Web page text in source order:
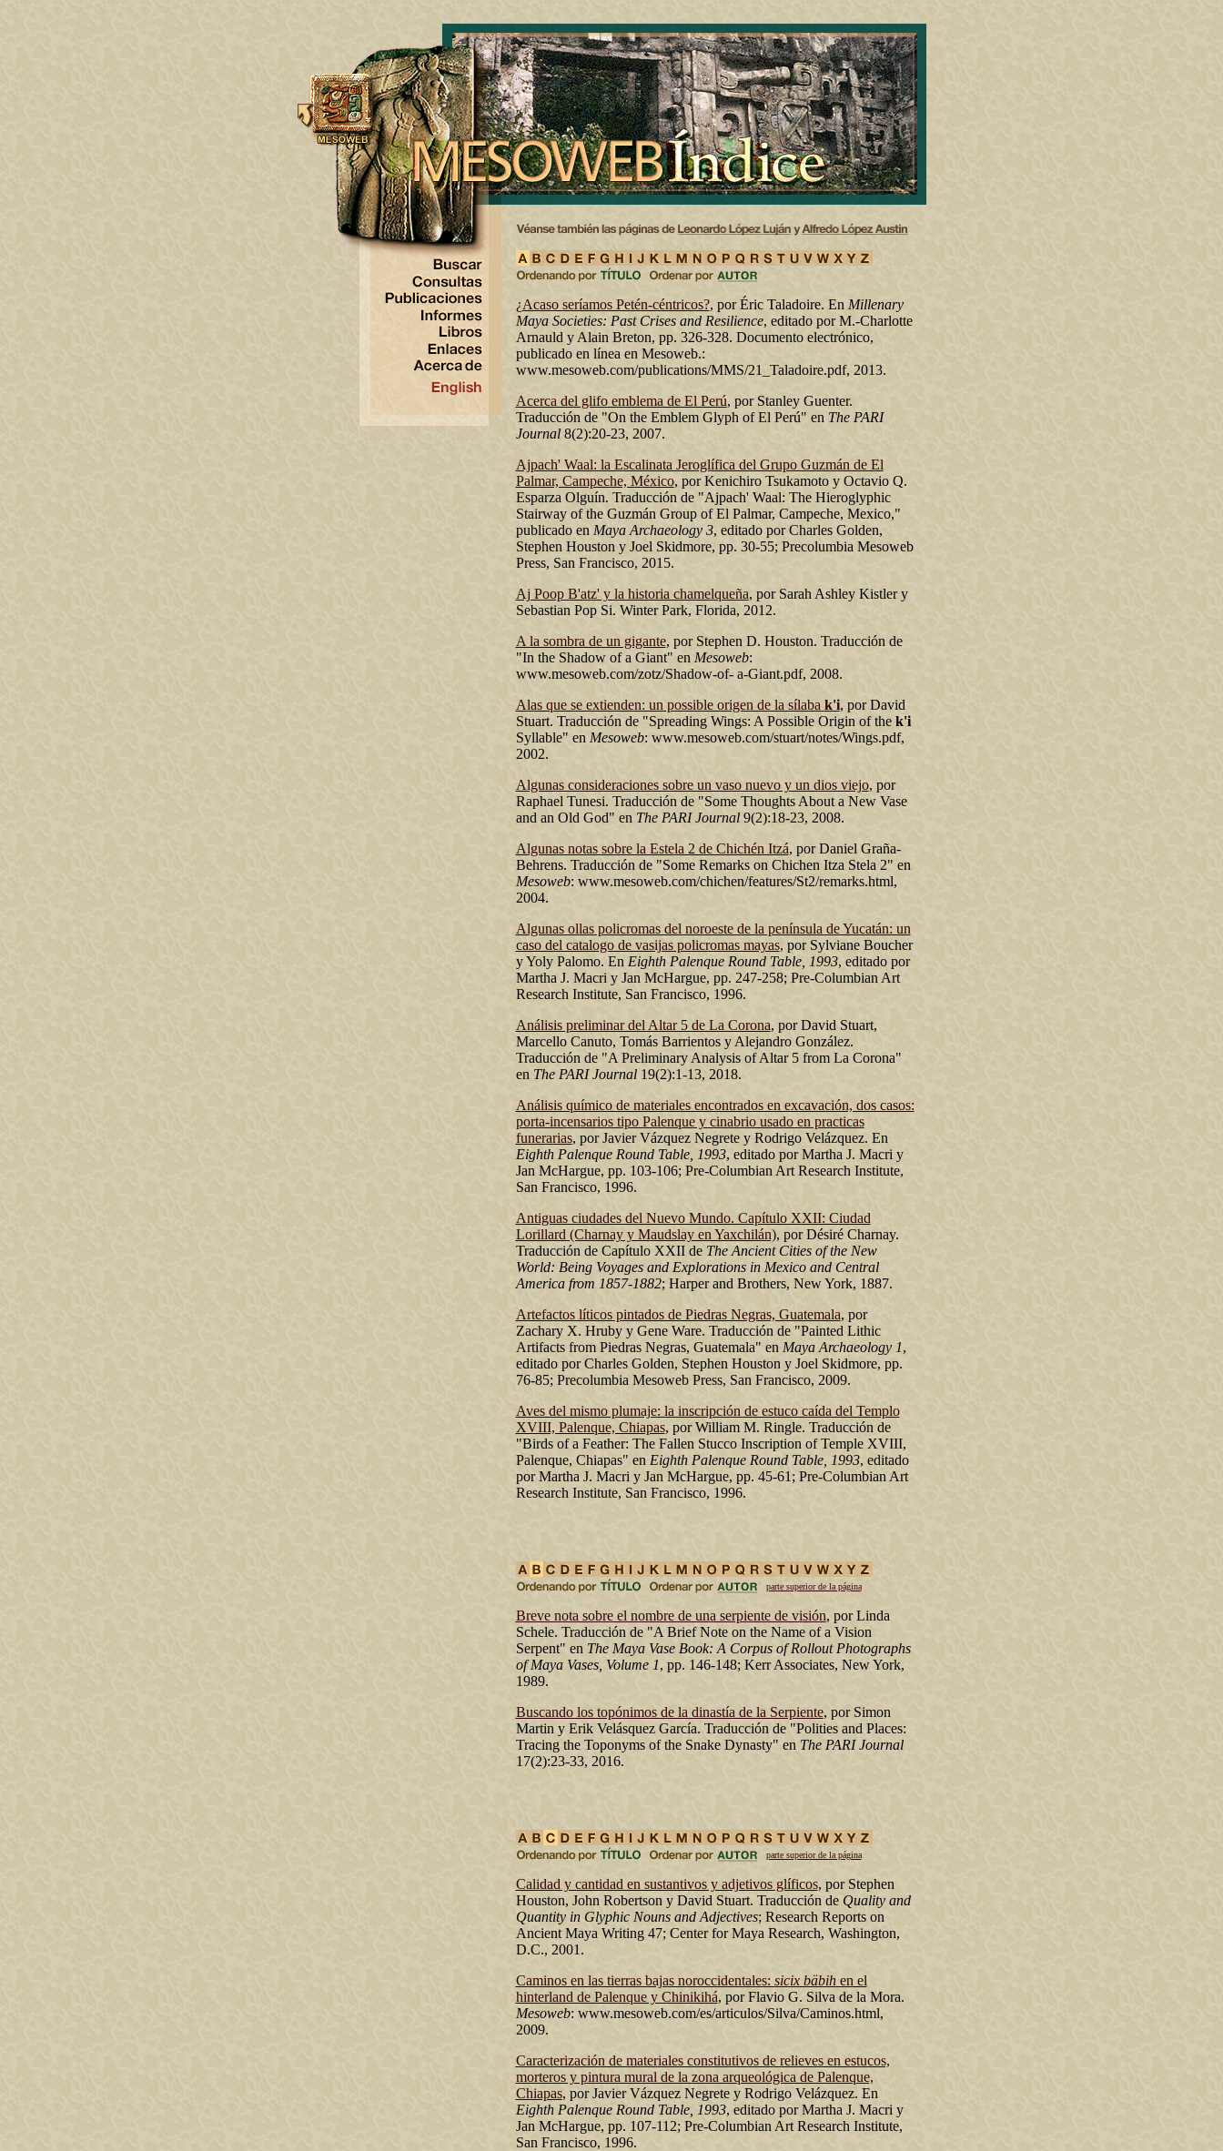
¿Acaso seríamos Petén-céntricos?, por Éric Taladoire. En Millenary
Maya Societies: Past Crises and Resilience, editado por M.-Charlotte
Arnauld y Alain Breton, pp. 326-328. Documento electrónico,
publicado en línea en Mesoweb.:
www.mesoweb.com/publications/MMS/21_Taladoire.pdf, 2013.
Acerca del glifo emblema de El Perú, por Stanley Guenter.
Traducción de "On the Emblem Glyph of El Perú" en The PARI
Journal8(2):20-23, 2007.
Ajpach' Waal: la Escalinata Jeroglífica del Grupo Guzmán de El
Palmar, Campeche, México, por Kenichiro Tsukamoto y Octavio Q.
Esparza Olguín. Traducción de "Ajpach' Waal: The Hieroglyphic
Stairway of the Guzmán Group of El Palmar, Campeche, Mexico,"
publicado en Maya Archaeology 3, editado por Charles Golden,
Stephen Houston y Joel Skidmore, pp. 30-55; Precolumbia Mesoweb
Press, San Francisco, 2015.
Aj Poop B'atz' y la historia chamelqueña, por Sarah Ashley Kistler y
Sebastian Pop Si. Winter Park, Florida, 2012.
A la sombra de un gigante, por Stephen D. Houston. Traducción de
"In the Shadow of a Giant" en Mesoweb:
www.mesoweb.com/zotz/Shadow-of- a-Giant.pdf, 2008.
Alas que se extienden: un possible origen de la sílaba k'i, por David
Stuart. Traducción de "Spreading Wings: A Possible Origin of the k'i
Syllable" en Mesoweb: www.mesoweb.com/stuart/notes/Wings.pdf,
2002.
Algunas consideraciones sobre un vaso nuevo y un dios viejo, por
Raphael Tunesi. Traducción de "Some Thoughts About a New Vase
and an Old God" en The PARI Journal9(2):18-23, 2008.
Algunas notas sobre la Estela 2 de Chichén Itzá, por Daniel Graña-
Behrens. Traducción de "Some Remarks on Chichen Itza Stela 2" en
Mesoweb: www.mesoweb.com/chichen/features/St2/remarks.html,
2004.
Algunas ollas policromas del noroeste de la península de Yucatán: un
caso del catalogo de vasijas policromas mayas, por Sylviane Boucher
y Yoly Palomo. En Eighth Palenque Round Table, 1993, editado por
Martha J. Macri y Jan McHargue, pp. 247-258; Pre-Columbian Art
Research Institute, San Francisco, 1996.
Análisis preliminar del Altar 5 de La Corona, por David Stuart,
Marcello Canuto, Tomás Barrientos y Alejandro González.
Traducción de "A Preliminary Analysis of Altar 5 from La Corona"
en The PARI Journal19(2):1-13, 2018.
Análisis químico de materiales encontrados en excavación, dos casos:
porta-incensarios tipo Palenque y cinabrio usado en practicas
funerarias, por Javier Vázquez Negrete y Rodrigo Velázquez. En
Eighth Palenque Round Table, 1993, editado por Martha J. Macri y
Jan McHargue, pp. 103-106; Pre-Columbian Art Research Institute,
San Francisco, 1996.
Antiguas ciudades del Nuevo Mundo. Capítulo XXII: Ciudad
Lorillard (Charnay y Maudslay en Yaxchilán), por Désiré Charnay.
Traducción de Capítulo XXII de The Ancient Cities of the New
World: Being Voyages and Explorations in Mexico and Central
America from 1857-1882; Harper and Brothers, New York, 1887.
Artefactos líticos pintados de Piedras Negras, Guatemala, por
Zachary X. Hruby y Gene Ware. Traducción de "Painted Lithic
Artifacts from Piedras Negras, Guatemala" en Maya Archaeology 1,
editado por Charles Golden, Stephen Houston y Joel Skidmore, pp.
76-85; Precolumbia Mesoweb Press, San Francisco, 2009.
Aves del mismo plumaje: la inscripción de estuco caída del Templo
XVIII, Palenque, Chiapas, por William M. Ringle. Traducción de
"Birds of a Feather: The Fallen Stucco Inscription of Temple XVIII,
Palenque, Chiapas" en Eighth Palenque Round Table, 1993, editado
por Martha J. Macri y Jan McHargue, pp. 45-61; Pre-Columbian Art
Research Institute, San Francisco, 1996.
parte superior de la página
Breve nota sobre el nombre de una serpiente de visión, por Linda
Schele. Traducción de "A Brief Note on the Name of a Vision
Serpent" en The Maya Vase Book: A Corpus of Rollout Photographs
of Maya Vases, Volume 1, pp. 146-148; Kerr Associates, New York,
1989.
Buscando los topónimos de la dinastía de la Serpiente, por Simon
Martin y Erik Velásquez García. Traducción de "Polities and Places:
Tracing the Toponyms of the Snake Dynasty" en The PARI Journal
17(2):23-33, 2016.
parte superior de la página
Calidad y cantidad en sustantivos y adjetivos glíficos, por Stephen
Houston, John Robertson y David Stuart. Traducción de Quality and
Quantity in Glyphic Nouns and Adjectives; Research Reports on
Ancient Maya Writing 47; Center for Maya Research, Washington,
D.C., 2001.
Caminos en las tierras bajas noroccidentales: sicix bäbihen el
hinterland de Palenque y Chinikihá, por Flavio G. Silva de la Mora.
Mesoweb: www.mesoweb.com/es/articulos/Silva/Caminos.html,
2009.
Caracterización de materiales constitutivos de relieves en estucos,
morteros y pintura mural de la zona arqueológica de Palenque,
Chiapas, por Javier Vázquez Negrete y Rodrigo Velázquez. En
Eighth Palenque Round Table, 1993, editado por Martha J. Macri y
Jan McHargue, pp. 107-112; Pre-Columbian Art Research Institute,
San Francisco, 1996.